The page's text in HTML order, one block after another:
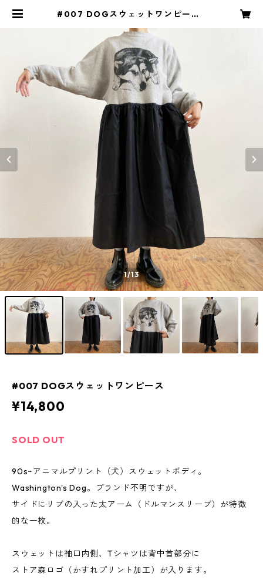
#007 DOGスウェットワンピース |
1/13
#007 DOGスウェットワンピース
¥14,800
SOLD OUT
90s~アニマルプリント（犬）スウェットボディ。
Washington's Dog。ブランド不明ですが、
サイドにリブの入った太アーム（ドルマンスリーブ）が特徴
的な一枚。
スウェットは袖口内側、Tシャツは背中首部分に
ストア森ロゴ（かすれプリント加工）が入ります。